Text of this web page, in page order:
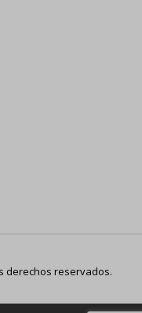
derechos reservados.